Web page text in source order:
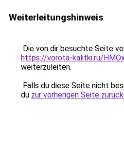
Weiterleitungshinweis
Die von dir besuchte Seite
https://vorota-kalitki.ru/
weiterzuleiten.
Falls du diese Seite nicht
du zur vorherigen Seite